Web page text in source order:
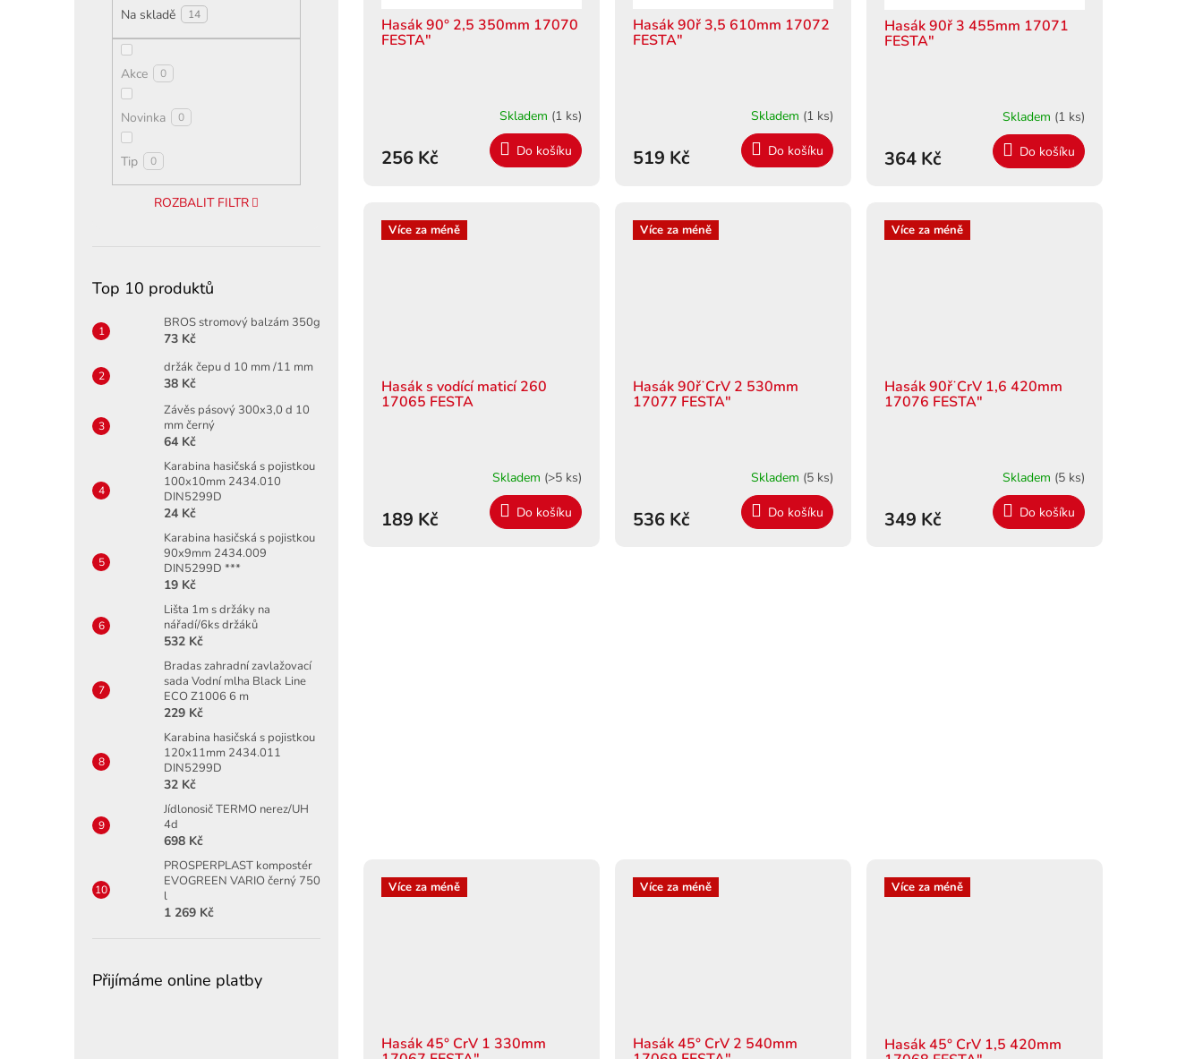
Na skladě 14
Akce 0
Novinka 0
Tip 0
ROZBALIT FILTR
Top 10 produktů
BROS stromový balzám 350g
73 Kč
držák čepu d 10 mm /11 mm
38 Kč
Závěs pásový 300x3,0 d 10
mm černý
64 Kč
Karabina hasičská s pojistkou
100x10mm 2434.010
DIN5299D
24 Kč
Karabina hasičská s pojistkou
90x9mm 2434.009
DIN5299D ***
19 Kč
Lišta 1m s držáky na
nářadí/6ks držáků
532 Kč
Bradas zahradní zavlažovací
sada Vodní mlha Black Line
ECO Z1006 6 m
229 Kč
Karabina hasičská s pojistkou
120x11mm 2434.011
DIN5299D
32 Kč
Jídlonosič TERMO nerez/UH
4d
698 Kč
PROSPERPLAST kompostér
EVOGREEN VARIO černý 750
l
1 269 Kč
Přijímáme online platby
Hasák 90° 2,5 350mm 17070
FESTA"
Skladem (1 ks)
256 Kč Do košíku
Hasák 90ř 3,5 610mm 17072
FESTA"
Skladem (1 ks)
519 Kč Do košíku
Hasák 90ř 3 455mm 17071
FESTA"
Skladem (1 ks)
364 Kč Do košíku
Více za méně
Hasák s vodící maticí 260
17065 FESTA
Skladem (>5 ks)
189 Kč Do košíku
Více za méně
Hasák 90ř˙CrV 2 530mm
17077 FESTA"
Skladem (5 ks)
536 Kč Do košíku
Více za méně
Hasák 90ř˙CrV 1,6 420mm
17076 FESTA"
Skladem (5 ks)
349 Kč Do košíku
Více za méně
Hasák 45° CrV 1 330mm
Více za méně
Hasák 45° CrV 2 540mm
Více za méně
Hasák 45° CrV 1,5 420mm